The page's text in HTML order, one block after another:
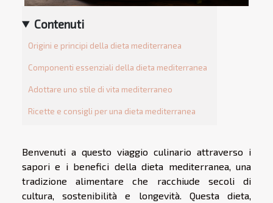
Contenuti
Origini e principi della dieta mediterranea
Componenti essenziali della dieta mediterranea
Adottare uno stile di vita mediterraneo
Ricette e consigli per una dieta mediterranea
Benvenuti a questo viaggio culinario attraverso i
sapori e i benefici della dieta mediterranea, una
tradizione alimentare che racchiude secoli di
cultura, sostenibilità e longevità. Questa dieta,